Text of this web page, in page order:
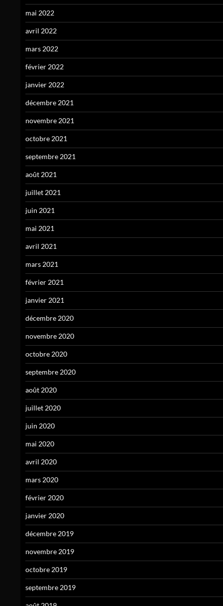
mai 2022
avril 2022
mars 2022
février 2022
janvier 2022
décembre 2021
novembre 2021
octobre 2021
septembre 2021
août 2021
juillet 2021
juin 2021
mai 2021
avril 2021
mars 2021
février 2021
janvier 2021
décembre 2020
novembre 2020
octobre 2020
septembre 2020
août 2020
juillet 2020
juin 2020
mai 2020
avril 2020
mars 2020
février 2020
janvier 2020
décembre 2019
novembre 2019
octobre 2019
septembre 2019